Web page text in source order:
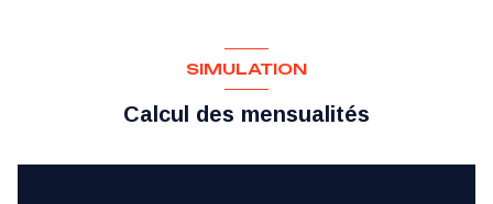
SIMULATION
Calcul des mensualités